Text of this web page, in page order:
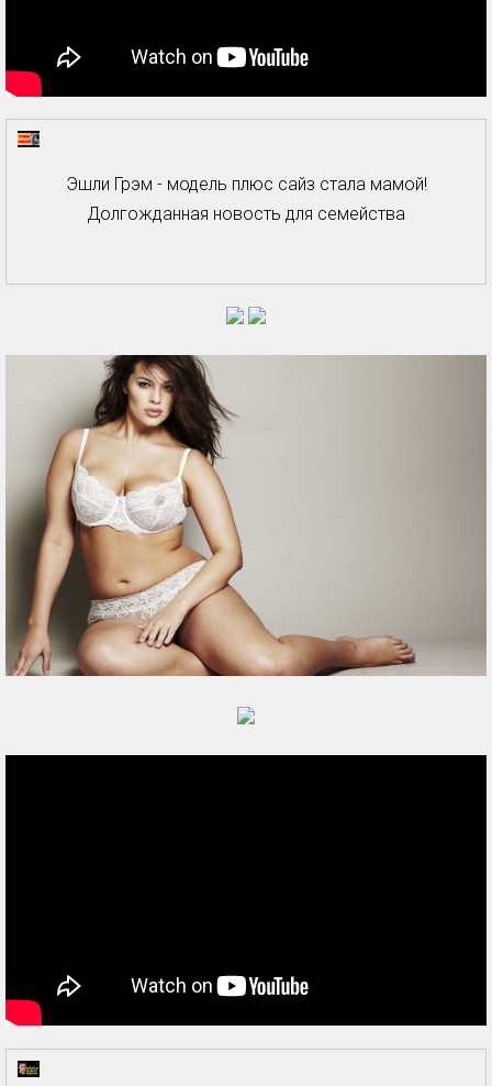
Эшли Грэм - модель плюс сайз стала мамой!
Долгожданная новость для семейства